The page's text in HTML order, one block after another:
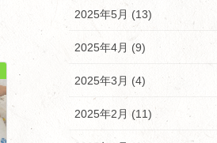
2025年5月 (13)
2025年4月 (9)
2025年3月 (4)
2025年2月 (11)